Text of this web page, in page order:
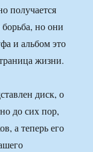
получается
но они
и альбом это
жизни.
диск, о
до сих пор,
а теперь его